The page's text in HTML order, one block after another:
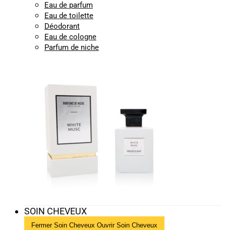
Eau de parfum
Eau de toilette
Déodorant
Eau de cologne
Parfum de niche
SOIN CHEVEUX
Fermer Soin Cheveux Ouvrir Soin Cheveux